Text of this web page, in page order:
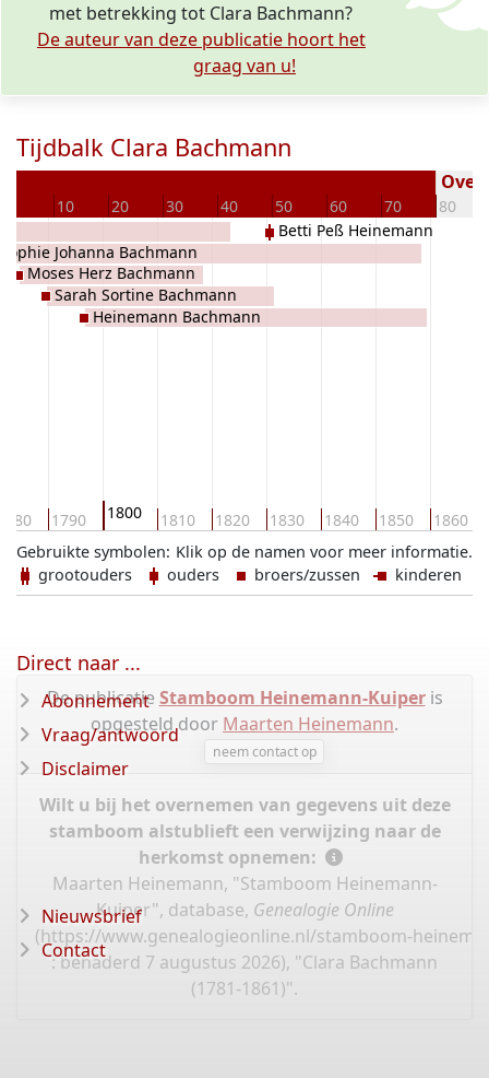
met betrekking tot Clara Bachmann?
De auteur van deze publicatie hoort het
graag van u!
Tijdbalk Clara Bachmann
10 20 30 40 50 60 70 80
1790 1800 1810 1820 1830 1840 1850 1860
Sophie Johanna Bachmann
Moses Herz Bachmann
Sarah Sortine Bachmann
Heinemann Bachmann
Betti Peß Heinemann
Klik op de namen voor meer informatie.
Gebruikte symbolen:
grootouders
ouders broers/zussen kinderen
De publicatie Stamboom Heinemann-Kuiperis
opgesteld door Maarten Heinemann.
neem contact op
Wilt u bij het overnemen van gegevens uit deze
stamboom alstublieft een verwijzing naar de
herkomst opnemen:
Maarten Heinemann, "Stamboom Heinemann-
Kuiper", database, Genealogie Online
(https://www.genealogieonline.nl/stamboom-
: benaderd 7 augustus 2026), "Clara Bachmann
(1781-1861)".
Direct naar ...
Abonnement
Vraag/antwoord
Disclaimer
Nieuwsbrief
Contact